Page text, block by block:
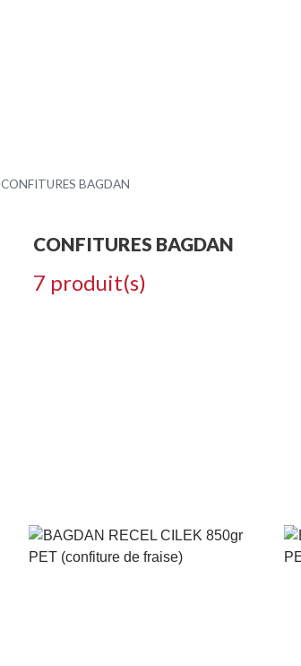
CONFITURES BAGDAN
CONFITURES BAGDAN
7 produit(s)